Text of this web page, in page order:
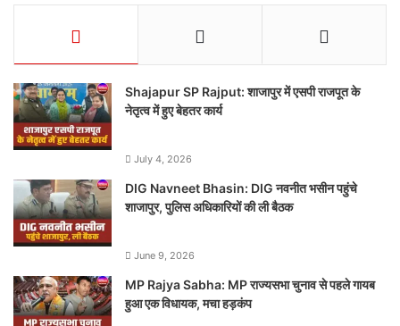
Shajapur SP Rajput: शाजापुर में एसपी राजपूत के
नेतृत्व में हुए बेहतर कार्य
July 4, 2026
DIG Navneet Bhasin: DIG नवनीत भसीन पहुंचे
शाजापुर, पुलिस अधिकारियों की ली बैठक
June 9, 2026
MP Rajya Sabha: MP राज्यसभा चुनाव से पहले गायब
हुआ एक विधायक, मचा हड़कंप